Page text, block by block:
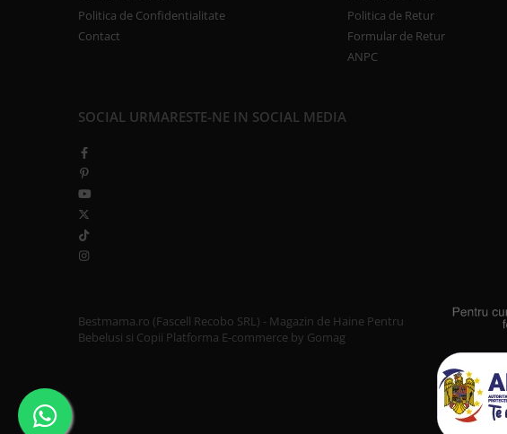
Politica de Confidentialitate
Contact
Politica de Retur
Formular de Retur
ANPC
SOCIAL URMARESTE-NE IN SOCIAL MEDIA
Bestmama.ro (Fascell Recobo SRL) - Magazin de Haine Pentru
Bebelusi si Copii Platforma E-commerce by Gomag